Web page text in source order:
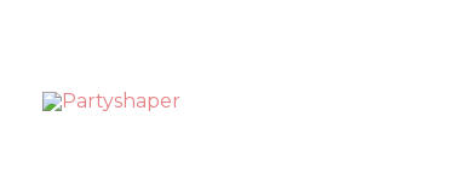
inhoud